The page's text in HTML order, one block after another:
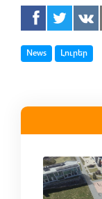
TagNews TagԼուրեր
Read more